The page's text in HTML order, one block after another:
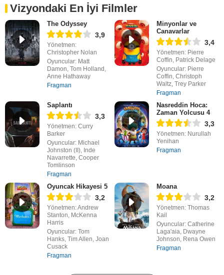
Vizyondaki En İyi Filmler
The Odyssey
3,9
Yönetmen:
Christopher Nolan
Oyuncular: Matt
Damon, Tom Holland,
Anne Hathaway
Fragman
Minyonlar ve
Canavarlar
3,4
Yönetmen: Pierre
Coffin, Patrick Delage
Oyuncular: Pierre
Coffin, Christoph
Waltz, Trey Parker
Fragman
Saplantı
3,3
Yönetmen: Curry
Barker
Oyuncular: Michael
Johnston (II), Inde
Navarrette, Cooper
Tomlinson
Fragman
Nasreddin Hoca:
Zaman Yolcusu 4
3,3
Yönetmen: Nurullah
Yenihan
Fragman
Oyuncak Hikayesi 5
3,2
Yönetmen: Andrew
Stanton, McKenna
Harris
Oyuncular: Tom
Hanks, Tim Allen, Joan
Cusack
Fragman
Moana
3,2
Yönetmen: Thomas
Kail
Oyuncular: Catherine
Laga'aia, Dwayne
Johnson, Rena Owen
Fragman